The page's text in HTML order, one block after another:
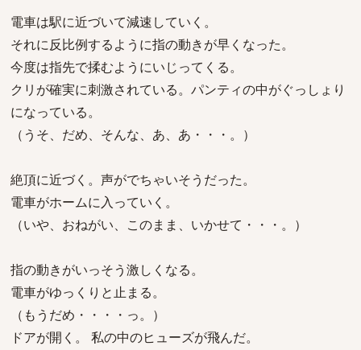
電車は駅に近づいて減速していく。
それに反比例するように指の動きが早くなった。
今度は指先で揉むようにいじってくる。
クリが確実に刺激されている。パンティの中がぐっしょり
になっている。
（うそ、だめ、そんな、あ、あ・・・。）
絶頂に近づく。声がでちゃいそうだった。
電車がホームに入っていく。
（いや、おねがい、このまま、いかせて・・・。）
指の動きがいっそう激しくなる。
電車がゆっくりと止まる。
（もうだめ・・・・っ。）
ドアが開く。 私の中のヒューズが飛んだ。